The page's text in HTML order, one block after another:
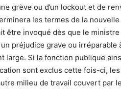
grève ou d’un lockout et de
les termes de la
être invoqué dès que le
préjudice grave ou
large. Si la fonction publique
sont exclus cette fois-ci,
milieu de travail couvert par